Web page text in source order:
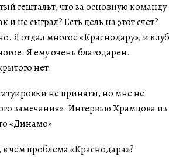
гештальт, что за основную команду
и не сыграл? Есть цель на этот счет?
Я отдал многое «Краснодару», и клуб
Я ему очень благодарен.
нет.
чем проблема «Краснодара»?